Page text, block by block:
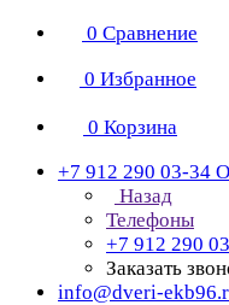
0 Сравнение
0 Избранное
0 Корзина
+7 912 290 03-34
Назад
Телефоны
+7 912 290
Заказать
info@dveri-